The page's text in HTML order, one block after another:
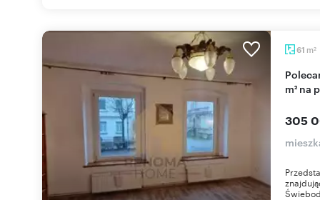
61 m2
Polecam przestronne 2-pokojowe mieszkanie 61
m² na
305